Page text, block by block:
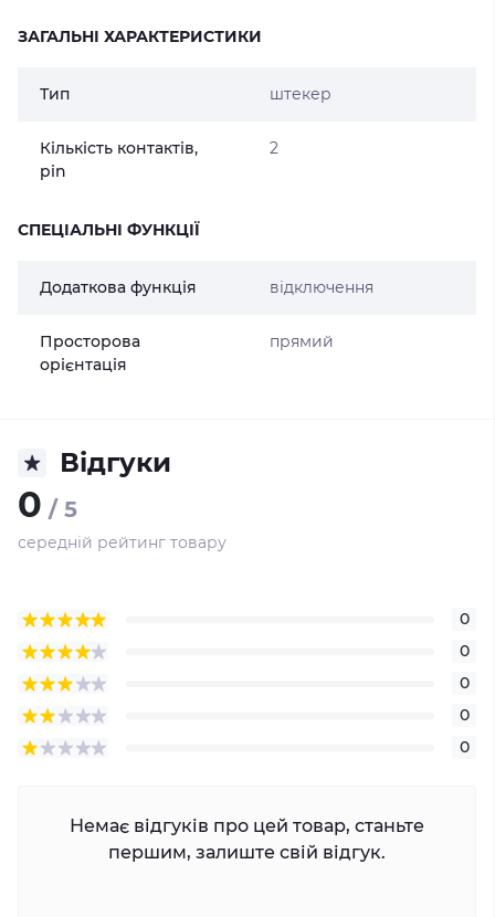
ЗАГАЛЬНІ ХАРАКТЕРИСТИКИ
Тип штекер
Кількість контактів,
pin
2
СПЕЦІАЛЬНІ ФУНКЦІЇ
Додаткова функція відключення
Просторова
орієнтація
прямий
Відгуки
0 / 5
середній рейтинг товару
0
0
0
0
0
Немає відгуків про цей товар, станьте
першим, залиште свій відгук.